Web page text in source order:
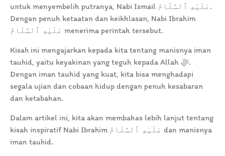
untuk menyembelih putranya, Nabi Ismail عَلَيْهِ ٱلسَّلَامُ.
Dengan penuh ketaatan dan keikhlasan, Nabi Ibrahim
عَلَيْهِ ٱلسَّلَامُ menerima perintah tersebut.
Kisah ini mengajarkan kepada kita tentang manisnya iman
tauhid, yaitu keyakinan yang teguh kepada Allah ﷻ.
Dengan iman tauhid yang kuat, kita bisa menghadapi
segala ujian dan cobaan hidup dengan penuh kesabaran
dan ketabahan.
Dalam artikel ini, kita akan membahas lebih lanjut tentang
kisah inspiratif Nabi Ibrahim عَلَيْهِ ٱلسَّلَامُ dan manisnya
iman tauhid.